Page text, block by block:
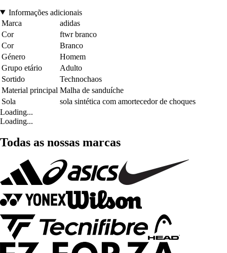
Informações adicionais
Marca
adidas
Cor
ftwr branco
Cor
Branco
Género
Homem
Grupo etário
Adulto
Sortido
Technochaos
Material principal Malha de sanduíche
Sola
sola sintética com amortecedor de choques
Loading...
Loading...
Todas as nossas marcas